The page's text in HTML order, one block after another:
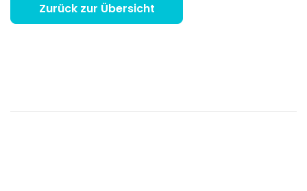
Zurück zur Übersicht